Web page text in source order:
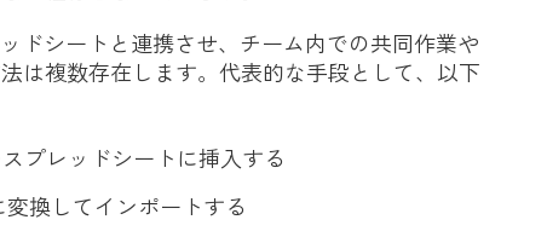
ドシートと連携させ、チーム内での共同作業や
は複数存在します。代表的な手段として、以下
プレッドシートに挿入する
換してインポートする